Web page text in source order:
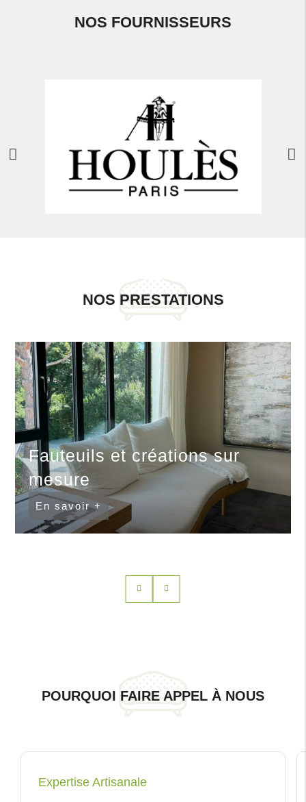
NOS FOURNISSEURS
NOS PRESTATIONS
Fauteuils et créations sur
mesure
En savoir +
POURQUOI FAIRE APPEL À NOUS
Expertise Artisanale